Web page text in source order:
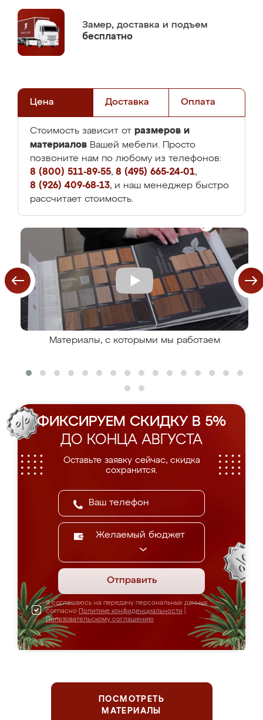
Замер, доставка и подъем
бесплатно
Цена Доставка Оплата
Стоимость зависит от размеров и
материалов Вашей мебели. Просто
позвоните нам по любому из телефонов:
8 (800) 511-89-55, 8 (495) 665-24-01,
8 (926) 409-68-13, и наш менеджер быстро
рассчитает стоимость.
Материалы, с которыми мы работаем
ФИКСИРУЕМ СКИДКУ В 5%
ДО КОНЦА АВГУСТА
Оставьте заявку сейчас, скидка
сохранится.
Желаемый бюджет
Отправить
Я соглашаюсь на передачу персональных данных
согласно Политике конфиденциальности
Пользовательскому соглашению
ПОСМОТРЕТЬ
МАТЕРИАЛЫ